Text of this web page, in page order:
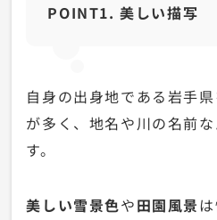
POINT1. 美しい描写
自身の出身地である岩手
が多く、地名や川の名前
す。
美しい雪景色や田園風景